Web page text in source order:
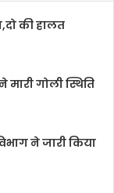
की हालत
गोली स्थिति
ने जारी किया